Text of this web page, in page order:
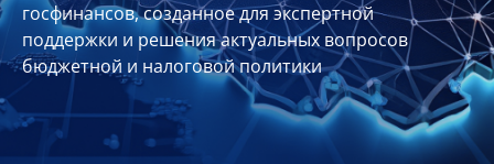
Участники
Планы
отчеты
Контакты
госфинансов, созданное для экспертной
поддержки и решения актуальных вопросов
бюджетной и налоговой политики